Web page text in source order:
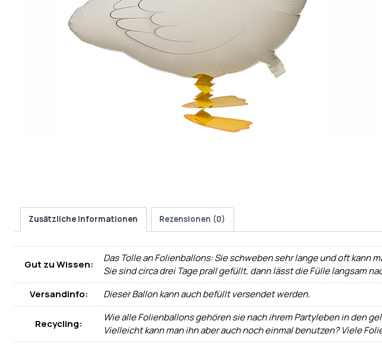
Zusätzliche Informationen Rezensionen (0)
Gut zu Wissen:
Das Tolle an Folienballons: Sie schweben sehr lange und oft kann
Sie sind circa drei Tage prall gefüllt, dann lässt die Fülle langsam
Versandinfo:
Dieser Ballon kann auch befüllt versendet werden.
Recycling:
Wie alle Folienballons gehören sie nach ihrem Partyleben in den
Vielleicht kann man ihn aber auch noch einmal benutzen? Viele